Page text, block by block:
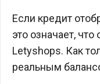
Если кредит
это означает,
Letyshops. Как
реальным